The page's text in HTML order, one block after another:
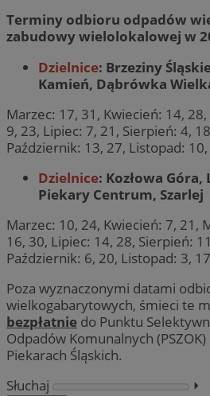
Terminy odbioru odpadów
zabudowy wielolokalowej w
Dzielnice: Brzeziny
Kamień, Dąbrówka
Marzec: 17, 31, Kwiecień: 14,
9, 23, Lipiec: 7, 21, Sierpień: 4,
Październik: 13, 27, Listopad:
Dzielnice: Kozłowa
Piekary Centrum, Szarlej
Marzec: 10, 24, Kwiecień: 7, 21,
16, 30, Lipiec: 14, 28, Sierpień:
Październik: 6, 20, Listopad: 3,
Poza wyznaczonymi datami
wielkogabarytowych, śmieci te
bezpłatnie do Punktu
Odpadów Komunalnych
Piekarach Śląskich.
Słuchaj
⏵︎